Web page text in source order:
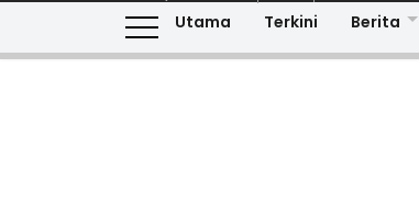
Utama Terkini Berita